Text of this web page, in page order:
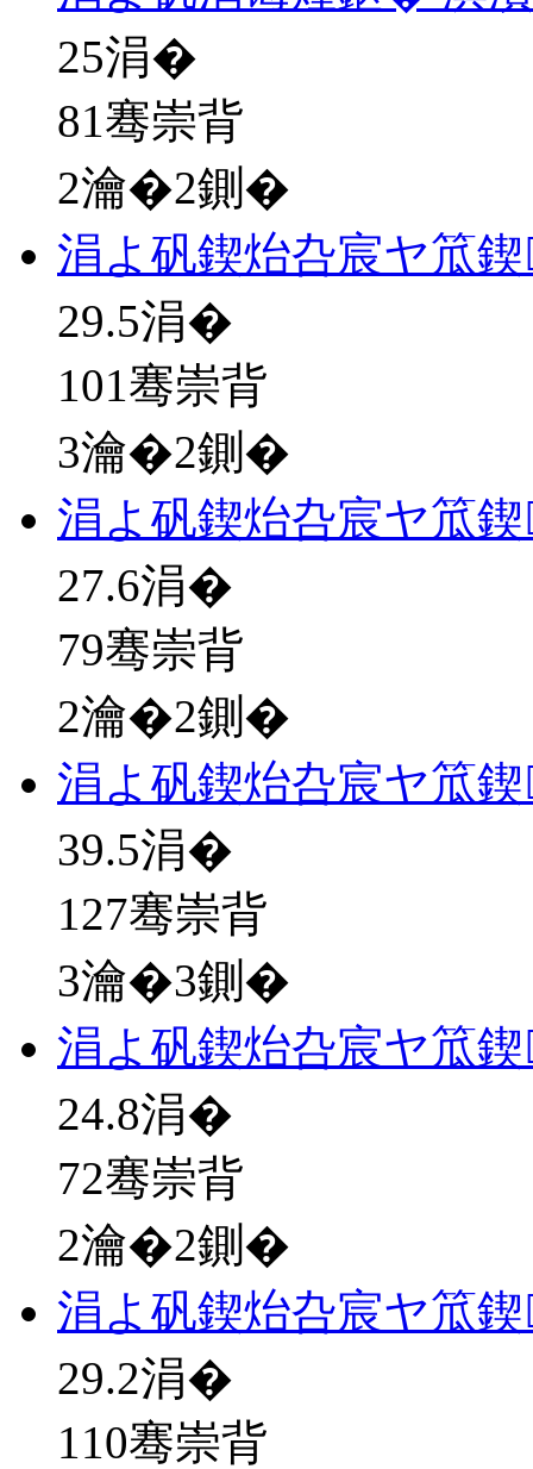
25涓�
81骞崇背
2瀹�2鍘�
涓よ矾鍥炲叴宸ヤ笟
29.5涓�
101骞崇背
3瀹�2鍘�
涓よ矾鍥炲叴宸ヤ笟
27.6涓�
79骞崇背
2瀹�2鍘�
涓よ矾鍥炲叴宸ヤ笟
39.5涓�
127骞崇背
3瀹�3鍘�
涓よ矾鍥炲叴宸ヤ笟
24.8涓�
72骞崇背
2瀹�2鍘�
涓よ矾鍥炲叴宸ヤ笟
29.2涓�
110骞崇背